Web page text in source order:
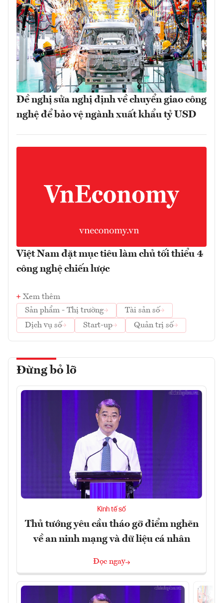
Đề nghị sửa nghị định về chuyển giao công
nghệ để bảo vệ ngành xuất khẩu tỷ USD
Việt Nam đặt mục tiêu làm chủ tối thiểu 4
công nghệ chiến lược
Xem thêm
Sản phẩm - Thị trường
Tài sản số
Dịch vụ số
Start-up Quản trị số
Đừng bỏ lỡ
Kinh tế số
Thủ tướng yêu cầu tháo gỡ điểm nghẽn
về an ninh mạng và dữ liệu cá nhân
Đọc ngay